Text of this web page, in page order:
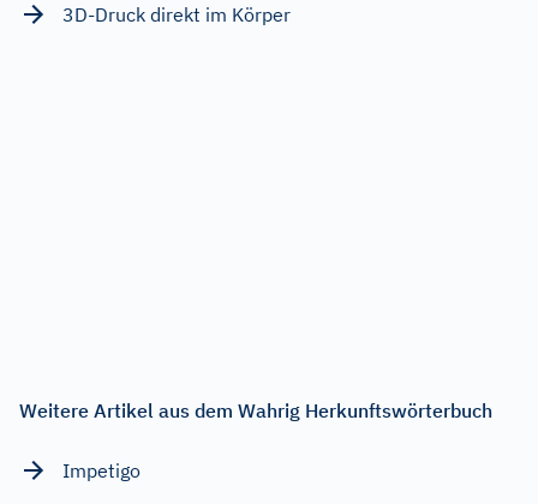
3D-Druck direkt im Körper
Weitere Artikel aus dem Wahrig Herkunftswörterbuch
Impetigo